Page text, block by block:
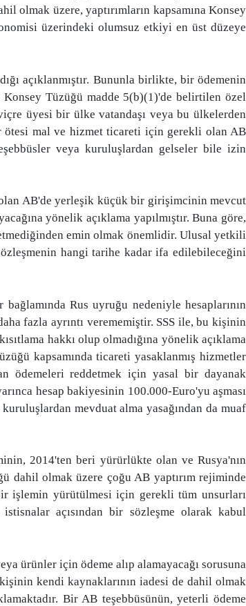
olmak üzere, yaptırımların kapsamına Konsey
üzerindeki olumsuz etkiyi en üst düzeye
açıklanmıştır. Bununla birlikte, bir ödemenin
Tüzüğü madde 5(b)(1)'de belirtilen özel
üyesi bir ülke vatandaşı veya bu ülkelerden
ötesi mal ve hizmet ticareti için gerekli olan AB
veya kuruluşlardan gelseler bile izin
olan AB'de yerleşik küçük bir girişimcinin mevcut
yönelik açıklama yapılmıştır. Buna göre,
emin olmak önemlidir. Ulusal yetkili
hangi tarihe kadar ifa edilebileceğini
Rus uyruğu nedeniyle hesaplarının
fazla ayrıntı verememiştir. SSS ile, bu kişinin
hakkı olup olmadığına yönelik açıklama
kapsamında ticareti yasaklanmış hizmetler
ödemeleri reddetmek için yasal bir dayanak
hesap bakiyesinin 100.000-Euro'yu aşması
mevduat alma yasağından da muaf
2014'ten beri yürürlükte olan ve Rusya'nın
dahil olmak üzere çoğu AB yaptırım rejiminde
işlemin yürütülmesi için gerekli tüm unsurları
açısından bir sözleşme olarak kabul
ürünler için ödeme alıp alamayacağı sorusuna
kendi kaynaklarının iadesi de dahil olmak
Bir AB teşebbüsünün, yeterli ödeme